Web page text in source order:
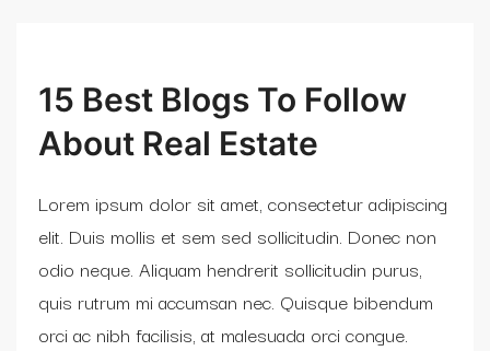
15 Best Blogs To Follow
About Real Estate
Lorem ipsum dolor sit amet, consectetur adipiscing
elit. Duis mollis et sem sed sollicitudin. Donec non
odio neque. Aliquam hendrerit sollicitudin purus,
quis rutrum mi accumsan nec. Quisque bibendum
orci ac nibh facilisis, at malesuada orci congue.